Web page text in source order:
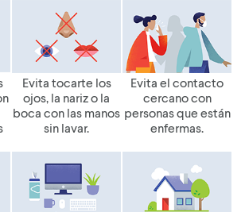
Evita tocarte los
ojos, la nariz o la
boca con las manos
sin lavar.
Evita el contacto
cercano con
personas que están
enfermas.